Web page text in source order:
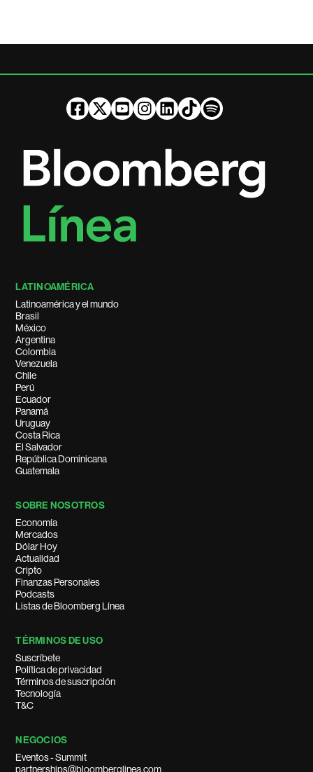
LATINOAMÉRICA
Latinoamérica y el mundo
Brasil
México
Argentina
Colombia
Venezuela
Chile
Perú
Ecuador
Panamá
Uruguay
Costa Rica
El Salvador
República Dominicana
Guatemala
SOBRE NOSOTROS
Economía
Mercados
Dólar Hoy
Actualidad
Cripto
Finanzas Personales
Podcasts
Listas de Bloomberg Línea
TÉRMINOS DE USO
Suscríbete
Política de privacidad
Términos de suscripción
Tecnología
T&C
NEGOCIOS
Eventos - Summit
partnerships@bloomberglinea.com